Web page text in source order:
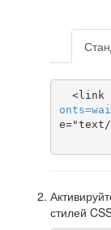
onts=
стилей